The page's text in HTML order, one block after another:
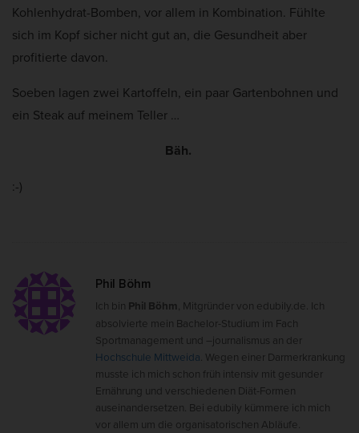
Kohlenhydrat-Bomben, vor allem in Kombination. Fühlte
sich im Kopf sicher nicht gut an, die Gesundheit aber
profitierte davon.
Soeben lagen zwei Kartoffeln, ein paar Gartenbohnen und
ein Steak auf meinem Teller …
Bäh.
:-)
Phil Böhm
Ich bin Phil Böhm, Mitgründer von edubily.de. Ich
absolvierte mein Bachelor-Studium im Fach
Sportmanagement und –journalismus an der
Hochschule Mittweida. Wegen einer Darmerkrankung
musste ich mich schon früh intensiv mit gesunder
Ernährung und verschiedenen Diät-Formen
auseinandersetzen. Bei edubily kümmere ich mich
vor allem um die organisatorischen Abläufe.